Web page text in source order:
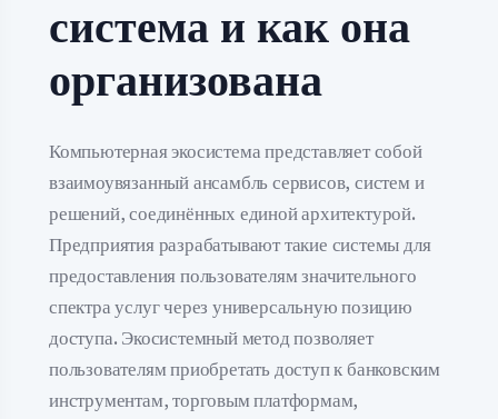
система и как она
организована
Компьютерная экосистема представляет собой
взаимоувязанный ансамбль сервисов, систем и
решений, соединённых единой архитектурой.
Предприятия разрабатывают такие системы для
предоставления пользователям значительного
спектра услуг через универсальную позицию
доступа. Экосистемный метод позволяет
пользователям приобретать доступ к банковским
инструментам, торговым платформам,